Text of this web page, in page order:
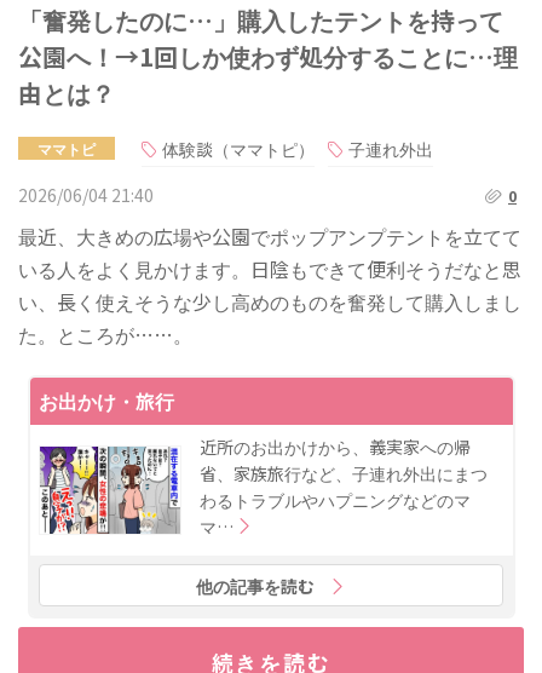
「奮発したのに…」購入したテントを持って
公園へ！→1回しか使わず処分することに…理
由とは？
ママトピ 体験談（ママトピ）
子連れ外出
2026/06/04 21:40
0
最近、大きめの広場や公園でポップアンプテントを立てて
いる人をよく見かけます。日陰もできて便利そうだなと思
い、長く使えそうな少し高めのものを奮発して購入しまし
た。ところが……。
お出かけ・旅行
近所のお出かけから、義実家への帰
省、家族旅行など、子連れ外出にまつ
わるトラブルやハプニングなどのマ
マ…
他の記事を読む
続きを読む